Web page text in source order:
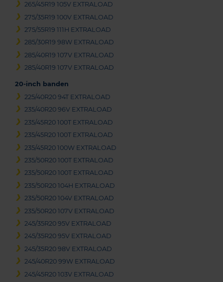
265/45R19 105V EXTRALOAD
275/35R19 100V EXTRALOAD
275/55R19 111H EXTRALOAD
285/30R19 98W EXTRALOAD
285/40R19 107V EXTRALOAD
285/40R19 107V EXTRALOAD
20-inch banden
225/40R20 94T EXTRALOAD
235/40R20 96V EXTRALOAD
235/45R20 100T EXTRALOAD
235/45R20 100T EXTRALOAD
235/45R20 100W EXTRALOAD
235/50R20 100T EXTRALOAD
235/50R20 100T EXTRALOAD
235/50R20 104H EXTRALOAD
235/50R20 104V EXTRALOAD
235/50R20 107V EXTRALOAD
245/35R20 95V EXTRALOAD
245/35R20 95V EXTRALOAD
245/35R20 98V EXTRALOAD
245/40R20 99W EXTRALOAD
245/45R20 103V EXTRALOAD